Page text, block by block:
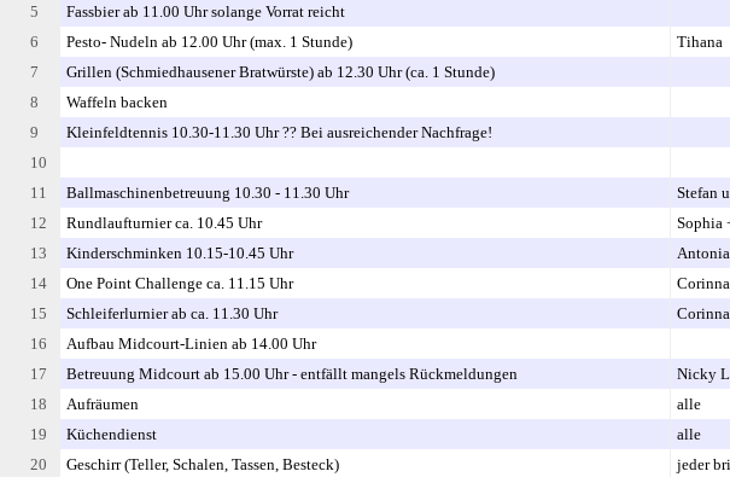
5
Fassbier ab 11.00 Uhr solange Vorrat reicht
6
Pesto- Nudeln ab 12.00 Uhr (max. 1 Stunde)
Tihana
7
Grillen (Schmiedhausener Bratwürste) ab 12.30 Uhr (ca. 1 Stunde)
8
Waffeln backen
9
Kleinfeldtennis 10.30-11.30 Uhr ?? Bei ausreichender Nachfrage!
10
11
Ballmaschinenbetreuung 10.30 - 11.30 Uhr
Stefan
12
Rundlaufturnier ca. 10.45 Uhr
Sophia
13
Kinderschminken 10.15-10.45 Uhr
14
One Point Challenge ca. 11.15 Uhr
15
Schleiferlurnier ab ca. 11.30 Uhr
16
Aufbau Midcourt-Linien ab 14.00 Uhr
17
Betreuung Midcourt ab 15.00 Uhr - entfällt mangels Rückmeldungen
Nicky
18
Aufräumen
alle
19
Küchendienst
alle
20
Geschirr (Teller, Schalen, Tassen, Besteck)
jeder